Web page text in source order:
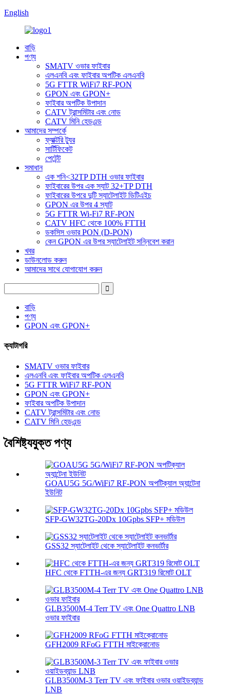
English
বাড়ি
পণ্য
SMATV ওভার ফাইবার
এলএনবি এবং ফাইবার অপটিক এলএনবি
5G FTTR WiFi7 RF-PON
GPON এবং GPON+
ফাইবার অপটিক উপাদান
CATV ট্রান্সমিটার এবং নোড
CATV মিনি হেডএন্ড
আমাদের সম্পর্কে
ফ্যাক্টরি ট্যুর
সার্টিফিকেট
পেটেন্ট
সমাধান
এক শনি<32TP DTH ওভার ফাইবার
ফাইবারের উপর এক স্যাট 32+TP DTH
ফাইবারের উপরে দুটি স্যাটেলাইট ডিটিএইচ
GPON এর উপর 4 স্যাট
5G FTTR Wi-Fi7 RF-PON
CATV HFC থেকে 100% FTTH
ডকসিস ওভার PON (D-PON)
কেন GPON এর উপর স্যাটেলাইট সন্নিবেশ করান
খবর
ডাউনলোড করুন
আমাদের সাথে যোগাযোগ করুন
বাড়ি
পণ্য
GPON এবং GPON+
ক্যাটাগরি
SMATV ওভার ফাইবার
এলএনবি এবং ফাইবার অপটিক এলএনবি
5G FTTR WiFi7 RF-PON
GPON এবং GPON+
ফাইবার অপটিক উপাদান
CATV ট্রান্সমিটার এবং নোড
CATV মিনি হেডএন্ড
বৈশিষ্ট্যযুক্ত পণ্য
GOAU5G 5G/WiFi7 RF-PON অপটিক্যাল অ্যান্টেনা
ইউনিট
SFP-GW32TG-20Dx 10Gpbs SFP+ মডিউল
GSS32 স্যাটেলাইট থেকে স্যাটেলাইট কনভার্টার
HFC থেকে FTTH-এর জন্য GRT319 রিমোট OLT
GLB3500M-4 Terr TV এবং One Quattro LNB
ওভার ফাইবার
GFH2009 RFoG FTTH মাইক্রোনোড
GLB3500M-3 Terr TV এবং ফাইবার ওভার ওয়াইডব্যান্ড
LNB